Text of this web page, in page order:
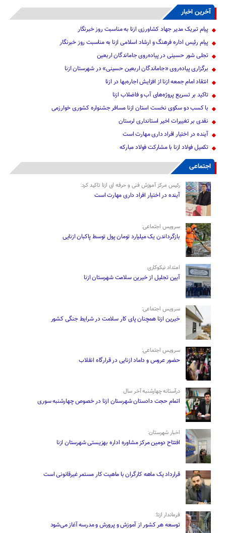
آخرین اخبار
پیام تبریک مدیر جهاد کشاورزی ازنا به مناسبت روز خبرنگار
پیام رئیس اداره فرهنگ و ارشاد اسلامی ازنا به مناسبت روز خبرنگار
تجلی شور حسینی در پیاده‌روی جاماندگان اربعین
برگزاری پیاده‌روی «جاماندگان اربعین حسینی» در شهرستان ازنا
انتقاد امام جمعه ازنا از افزایش اجاره‌بها در ازنا
تاکید بر تسریع پروژه‌های آب و فاضلاب ازنا
با کسب دو سکوی نخست استان ازنا مسافر جشنواره کشوری خوارزمی
نقدی بر تغییرات اخیر استانداری لرستان
آینده در اختیار افراد داری مهارت است
تکمیل فولاد ازنا با مشارکت فولاد مبارکه
اجتماعی
رئیس مرکز آموزش فنی و حرفه ای ازنا تاکید کرد:
آینده در اختیار افراد داری مهارت است
سرویس اجتماعی:
بازگرداندن یک میلیارد تومان پول توسط پاکبان ازنایی
امتداد نیکوکاری
آیین تجلیل از خیرین سلامت شهرستان ازنا
سرویس اجتماعی:
خیرین ازنا همچنان پای کار سلامت در شرایط جنگی کشور
سرویس اجتماعی:
حضور عروس و داماد ازنایی در قرارگاه انقلاب
درآستانه چهارشنبه آخر سال
اتمام حجت دادستان شهرستان ازنا در خصوص چهارشنبه ‌سوری
اخبار شهرستان:
افتتاح دومین مرکز مشاوره اداره بهزیستی شهرستان ازنا
قرارداد یک ماهه کارگران با ماهیت کار مستمر غیرقانونی است
فرماندار ازنا:
توسعه هر کشور از آموزش و پرورش و مدرسه آغاز می‌شود